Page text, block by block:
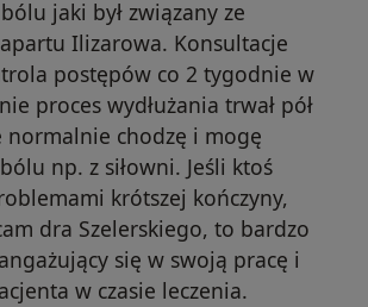
jaki był związany ze
Ilizarowa. Konsultacje
postępów co 2 tygodnie w
proces wydłużania trwał pół
normalnie chodzę i mogę
np. z siłowni. Jeśli ktoś
krótszej kończyny,
dra Szelerskiego, to bardzo
się w swoją pracę i
w czasie leczenia.